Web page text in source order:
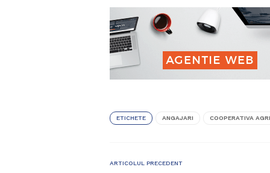
ETICHETE ANGAJARI COOPERATIVA
ARTICOLUL PRECEDENT